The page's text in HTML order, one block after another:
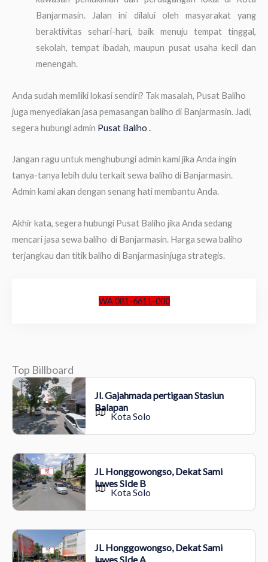
Banjarmasin. Jalan ini dilalui oleh masyarakat yang
beraktivitas sehari-hari, baik menuju tempat tinggal,
sekolah, tempat ibadah, maupun pusat usaha kecil dan
menengah.
Anda sudah memiliki lokasi sendiri? Tak masalah, Pusat Baliho
juga menyediakan jasa pemasangan baliho di Banjarmasin. Jadi,
segera hubungi admin Pusat Baliho .
Jangan ragu untuk menghubungi admin kami jika Anda ingin
tanya-tanya lebih dulu terkait sewa baliho di Banjarmasin.
Admin kami akan dengan senang hati membantu Anda.
Akhir kata, segera hubungi Pusat Baliho jika Anda sedang
mencari jasa sewa baliho di Banjarmasin. Harga sewa baliho
terjangkau dan titik baliho di Banjarmasinjuga strategis.
WA 081-6611-000
Top Billboard
Jl. Gajahmada pertigaan Stasiun
Balapan
Kota Solo
JL Honggowongso, Dekat Sami
luwes SIde B
Kota Solo
JL Honggowongso, Dekat Sami
luwes SIde A